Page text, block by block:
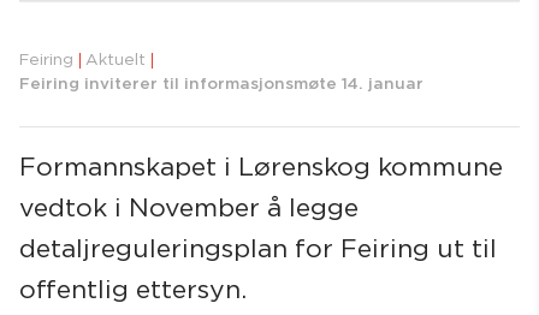
Feiring
Aktuelt
Feiring inviterer til informasjonsmøte 14. januar
Formannskapet i Lørenskog kommune
vedtok i November å legge
detaljreguleringsplan for Feiring ut til
offentlig ettersyn.